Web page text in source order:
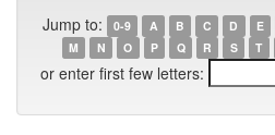
Jump to: 0-9 A B C D E
M
N O P Q R S T
or enter first few letters: